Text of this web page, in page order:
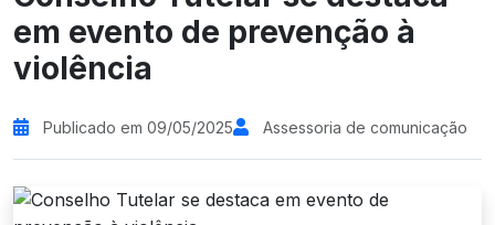
em evento de prevenção à
violência
Publicado em 09/05/2025 Assessoria de comunicação